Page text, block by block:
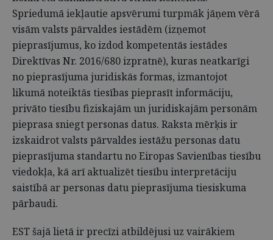
Spriedumā iekļautie apsvērumi turpmāk jāņem vērā
visām valsts pārvaldes iestādēm (izņemot
pieprasījumus, ko izdod kompetentās iestādes
Direktīvas Nr. 2016/680 izpratnē), kuras neatkarīgi
no pieprasījuma juridiskās formas, izmantojot
likumā noteiktās tiesības pieprasīt informāciju,
privāto tiesību fiziskajām un juridiskajām personām
pieprasa sniegt personas datus. Raksta mērķis ir
izskaidrot valsts pārvaldes iestāžu personas datu
pieprasījuma standartu no Eiropas Savienības tiesību
viedokļa, kā arī aktualizēt tiesību interpretāciju
saistībā ar personas datu pieprasījuma tiesiskuma
pārbaudi.
EST šajā lietā ir precīzi atbildējusi uz vairākiem